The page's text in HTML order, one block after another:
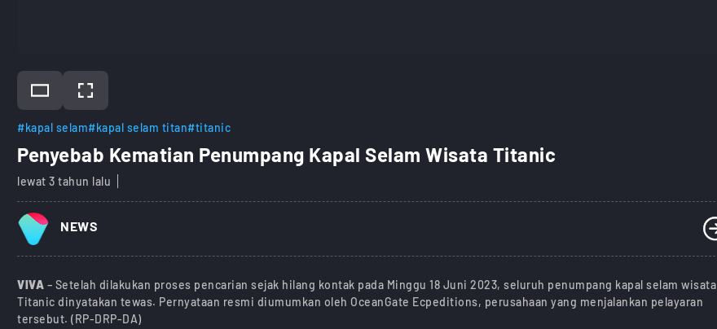
#kapal selam#kapal selam titan#titanic
Penyebab Kematian Penumpang Kapal Selam Wisata Titanic
lewat 3 tahun lalu
NEWS
VIVA – Setelah dilakukan proses pencarian sejak hilang kontak pada Minggu 18 Juni 2023, seluruh penumpang kapal selam wisata
Titanic dinyatakan tewas. Pernyataan resmi diumumkan oleh OceanGate Ecpeditions, perusahaan yang menjalankan pelayaran
tersebut. (RP-DRP-DA)